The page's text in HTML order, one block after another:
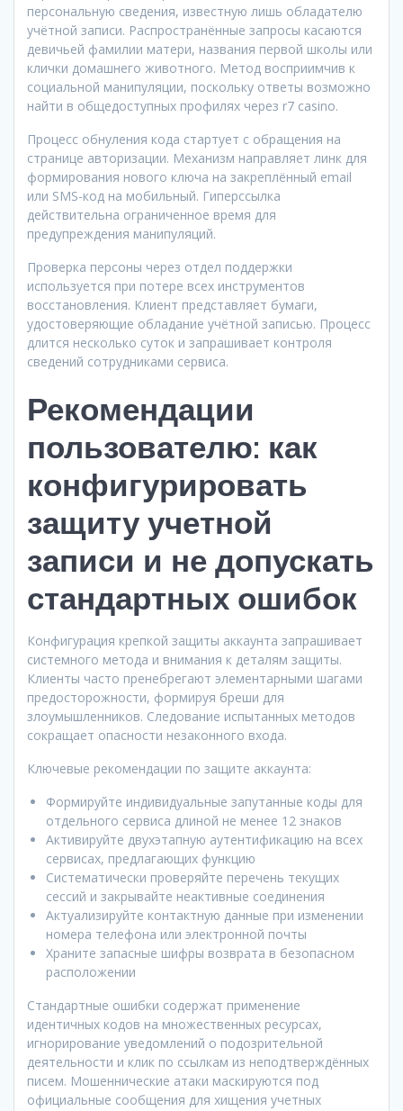
персональную сведения, известную лишь обладателю
учётной записи. Распространённые запросы касаются
девичьей фамилии матери, названия первой школы или
клички домашнего животного. Метод восприимчив к
социальной манипуляции, поскольку ответы возможно
найти в общедоступных профилях через r7 casino.
Процесс обнуления кода стартует с обращения на
странице авторизации. Механизм направляет линк для
формирования нового ключа на закреплённый email
или SMS-код на мобильный. Гиперссылка
действительна ограниченное время для
предупреждения манипуляций.
Проверка персоны через отдел поддержки
используется при потере всех инструментов
восстановления. Клиент представляет бумаги,
удостоверяющие обладание учётной записью. Процесс
длится несколько суток и запрашивает контроля
сведений сотрудниками сервиса.
Рекомендации
пользователю: как
конфигурировать
защиту учетной
записи и не допускать
стандартных ошибок
Конфигурация крепкой защиты аккаунта запрашивает
системного метода и внимания к деталям защиты.
Клиенты часто пренебрегают элементарными шагами
предосторожности, формируя бреши для
злоумышленников. Следование испытанных методов
сокращает опасности незаконного входа.
Ключевые рекомендации по защите аккаунта:
Формируйте индивидуальные запутанные коды для
отдельного сервиса длиной не менее 12 знаков
Активируйте двухэтапную аутентификацию на всех
сервисах, предлагающих функцию
Систематически проверяйте перечень текущих
сессий и закрывайте неактивные соединения
Актуализируйте контактную данные при изменении
номера телефона или электронной почты
Храните запасные шифры возврата в безопасном
расположении
Стандартные ошибки содержат применение
идентичных кодов на множественных ресурсах,
игнорирование уведомлений о подозрительной
деятельности и клик по ссылкам из неподтверждённых
писем. Мошеннические атаки маскируются под
официальные сообщения для хищения учетных